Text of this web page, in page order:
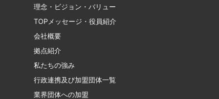
理念・ビジョン・バリュー
TOPメッセージ・役員紹介
会社概要
拠点紹介
私たちの強み
行政連携及び加盟団体一覧
業界団体への加盟